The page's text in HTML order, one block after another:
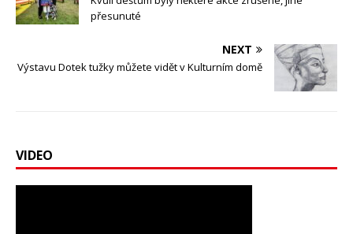
přesunuté
NEXT
Výstavu Dotek tužky můžete vidět v Kulturním domě
VIDEO